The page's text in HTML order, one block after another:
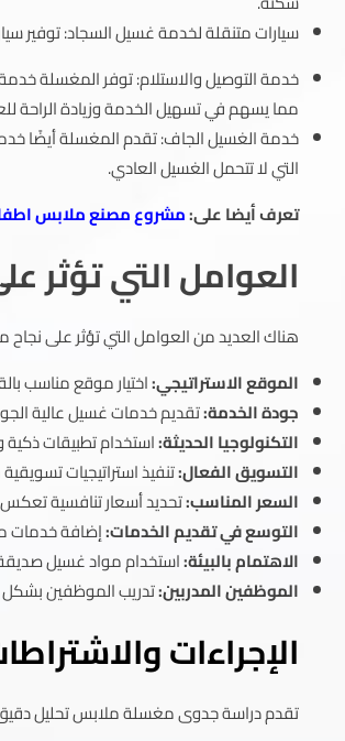
سيارات متنقلة لخدمة غسيل السجاد: توفير
خدمة التوصيل والاستلام: توفر المغسلة
مما يسهم في تسهيل الخدمة وزيادة الراحة
خدمة الغسيل الجاف: تقدم المغسلة أيضًا
التي لا تتحمل الغسيل العادي.
تعرف أيضا على:مشروع مصنع ملابس
العوامل التي
هناك العديد من العوامل التي تؤثر على
الموقع الاستراتيجي:اختيار موقع مناسب
جودة الخدمة:تقديم خدمات غسيل عالية
التكنولوجيا الحديثة:استخدام تطبيقات
التسويق الفعال:تنفيذ استراتيجيات
السعر المناسب:تحديد أسعار تنافسية
التوسع في تقديم الخدمات:إضافة خدمات
الاهتمام بالبيئة:استخدام مواد غسيل صديقة
الموظفين المدربين:تدريب الموظفين بشكل
الإجراءات
تقدم دراسة جدوى مغسلة ملابس تحليل